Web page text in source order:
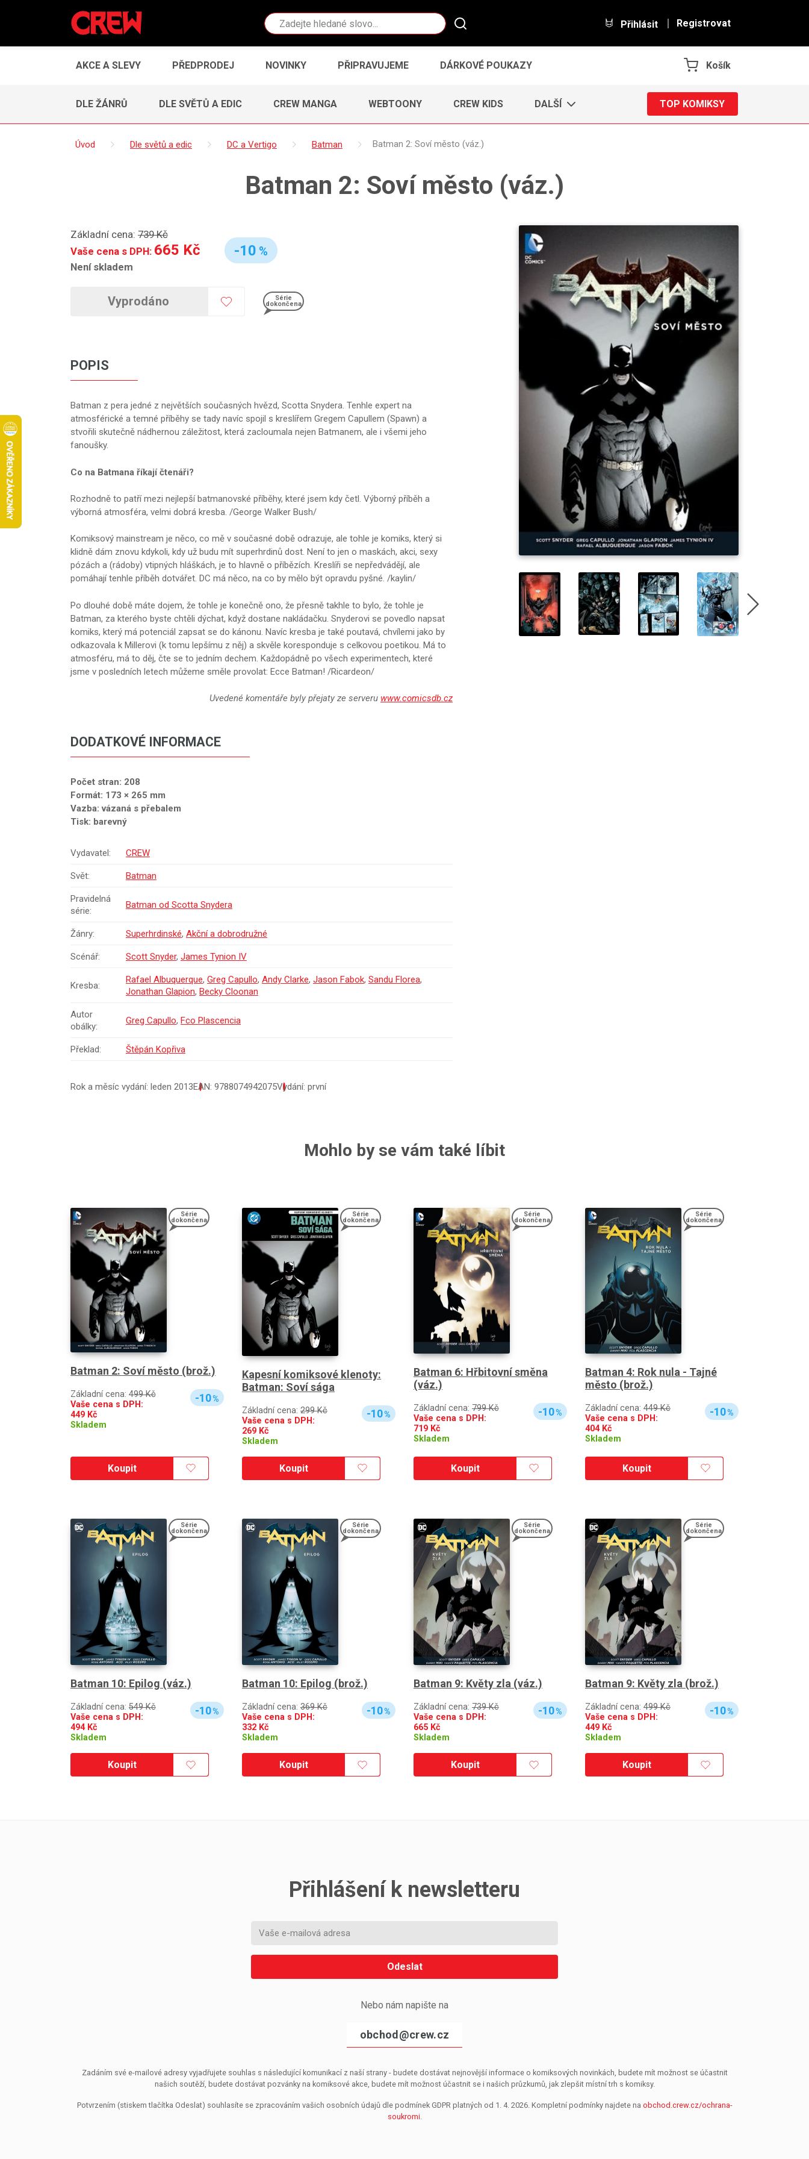
Vyhledávání Přihlásit Registrovat
AKCE A SLEVY PŘEDPRODEJ NOVINKY PŘIPRAVUJEME DÁRKOVÉ POUKAZY Košík
DLE ŽÁNRŮ DLE SVĚTŮ A EDIC CREW MANGA WEBTOONY CREW KIDS DALŠÍ TOP KOMIKSY
Úvod Dle světů a edic DC a Vertigo Batman Batman 2: Soví město (váz.)
Batman 2: Soví město (váz.)
Základní cena: 739 Kč
Vaše cena s DPH: 665 Kč
Není skladem
-10 %
Vyprodáno Série
dokončena
POPIS
Batman z pera jedné z největších současných hvězd, Scotta Snydera. Tenhle expert na
atmosférické a temné příběhy se tady navíc spojil s kreslířem Gregem Capullem (Spawn) a
stvořili skutečně nádhernou záležitost, která zacloumala nejen Batmanem, ale i všemi jeho
fanoušky.
Co na Batmana říkají čtenáři?
Rozhodně to patří mezi nejlepší batmanovské příběhy, které jsem kdy četl. Výborný příběh a
výborná atmosféra, velmi dobrá kresba. /George Walker Bush/
Komiksový mainstream je něco, co mě v současné době odrazuje, ale tohle je komiks, který si
klidně dám znovu kdykoli, kdy už budu mít superhrdinů dost. Není to jen o maskách, akci, sexy
pózách a (rádoby) vtipných hláškách, je to hlavně o příbězích. Kreslíři se nepředvádějí, ale
pomáhají tenhle příběh dotvářet. DC má něco, na co by mělo být opravdu pyšné. /kaylin/
Po dlouhé době máte dojem, že tohle je konečně ono, že přesně takhle to bylo, že tohle je
Batman, za kterého byste chtěli dýchat, když dostane nakládačku. Snyderovi se povedlo napsat
komiks, který má potenciál zapsat se do kánonu. Navíc kresba je také poutavá, chvílemi jako by
odkazovala k Millerovi (k tomu lepšímu z něj) a skvěle koresponduje s celkovou poetikou. Má to
atmosféru, má to děj, čte se to jedním dechem. Každopádně po všech experimentech, které
jsme v posledních letech můžeme směle provolat: Ecce Batman! /Ricardeon/
Uvedené komentáře byly přejaty ze serveru www.comicsdb.cz
DODATKOVÉ INFORMACE
Počet stran: 208
Formát: 173 × 265 mm
Vazba: vázaná s přebalem
Tisk: barevný
Vydavatel: CREW
Svět: Batman
Pravidelná
série:
Batman od Scotta Snydera
Žánry: Superhrdinské, Akční a dobrodružné
Scénář: Scott Snyder, James Tynion IV
Kresba:
Rafael Albuquerque, Greg Capullo, Andy Clarke, Jason Fabok, Sandu Florea,
Jonathan Glapion, Becky Cloonan
Autor
obálky:
Greg Capullo, Fco Plascencia
Překlad: Štěpán Kopřiva
Rok a měsíc vydání: leden 2013EAN: 9788074942075Vydání: první
Mohlo by se vám také líbit
Série
dokončena
Batman 2: Soví město (brož.)
Základní cena: 499 Kč
Vaše cena s DPH:
449 Kč
Skladem
-10%
Koupit
Série
dokončena
Kapesní komiksové klenoty:
Batman: Soví sága
Základní cena: 299 Kč
Vaše cena s DPH:
269 Kč
Skladem
-10%
Koupit
Série
dokončena
Batman 6: Hřbitovní směna
(váz.)
Základní cena: 799 Kč
Vaše cena s DPH:
719 Kč
Skladem
-10%
Koupit
Série
dokončena
Batman 4: Rok nula - Tajné
město (brož.)
Základní cena: 449 Kč
Vaše cena s DPH:
404Kč
Skladem
-10%
Koupit
Série
dokončena
Batman 10: Epilog (váz.)
Základní cena: 549 Kč
Vaše cena s DPH:
494Kč
Skladem
-10%
Koupit
Série
dokončena
Batman 10: Epilog (brož.)
Základní cena: 369 Kč
Vaše cena s DPH:
332 Kč
Skladem
-10%
Koupit
Série
dokončena
Batman 9: Květy zla (váz.)
Základní cena: 739 Kč
Vaše cena s DPH:
665 Kč
Skladem
-10%
Koupit
Série
dokončena
Batman 9: Květy zla (brož.)
Základní cena: 499 Kč
Vaše cena s DPH:
449 Kč
Skladem
-10%
Koupit
Přihlášení k newsletteru
Odeslat
Nebo nám napište na
obchod@crew.cz
Zadáním své e-mailové adresy vyjadřujete souhlas s následující komunikací z naší strany - budete dostávat nejnovější informace o komiksových novinkách, budete mít možnost se účastnit
našich soutěží, budete dostávat pozvánky na komiksové akce, budete mít možnost účastnit se i našich průzkumů, jak zlepšit místní trh s komiksy.
Potvrzením (stiskem tlačítka Odeslat) souhlasíte se zpracováním vašich osobních údajů dle podmínek GDPR platných od 1. 4. 2026. Kompletní podmínky najdete na obchod.crew.cz/ochrana-
soukromi.